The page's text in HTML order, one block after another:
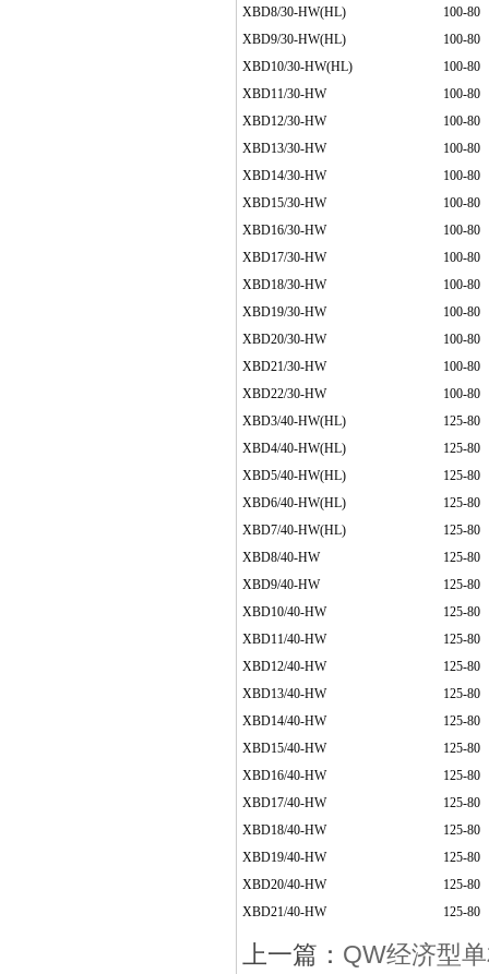
XBD8/30-HW(HL)
100-80
XBD9/30-HW(HL)
100-80
XBD10/30-HW(HL)
100-80
XBD11/30-HW
100-80
XBD12/30-HW
100-80
XBD13/30-HW
100-80
XBD14/30-HW
100-80
XBD15/30-HW
100-80
XBD16/30-HW
100-80
XBD17/30-HW
100-80
XBD18/30-HW
100-80
XBD19/30-HW
100-80
XBD20/30-HW
100-80
XBD21/30-HW
100-80
XBD22/30-HW
100-80
XBD3/40-HW(HL)
125-80
XBD4/40-HW(HL)
125-80
XBD5/40-HW(HL)
125-80
XBD6/40-HW(HL)
125-80
XBD7/40-HW(HL)
125-80
XBD8/40-HW
125-80
XBD9/40-HW
125-80
XBD10/40-HW
125-80
XBD11/40-HW
125-80
XBD12/40-HW
125-80
XBD13/40-HW
125-80
XBD14/40-HW
125-80
XBD15/40-HW
125-80
XBD16/40-HW
125-80
XBD17/40-HW
125-80
XBD18/40-HW
125-80
XBD19/40-HW
125-80
XBD20/40-HW
125-80
XBD21/40-HW
125-80
上一篇： QW经济型